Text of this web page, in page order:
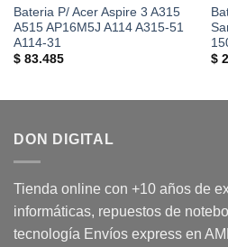
Bateria P/ Acer Aspire 3 A315
A515 AP16M5J A114 A315-51
A114-31
$83.485
$
DON DIGITAL
Tienda online con +10 años de
informáticas, repuestos de
tecnología Envíos express en